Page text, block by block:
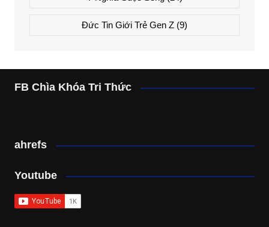
Đức Tin Giới Trẻ Gen Z(9)
FB Chìa Khóa Tri Thức
ahrefs
Youtube